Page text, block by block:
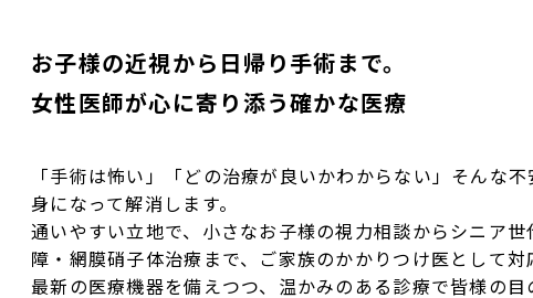
お子様の近視から日帰り手術まで。
女性医師が心に寄り添う確かな医療
「手術は怖い」「どの治療が良いかわからない」そんな
身になって解消します。
通いやすい立地で、小さなお子様の視力相談からシニア世
障・網膜硝子体治療まで、ご家族のかかりつけ医として対
最新の医療機器を備えつつ、温かみのある診療で皆様の